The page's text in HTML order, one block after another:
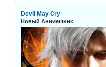
Devil May Cry
Новый Анимешник